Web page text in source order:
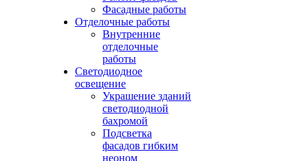
Фасадные работы
Отделочные работы
Внутренние
отделочные
работы
Светодиодное
освещение
Украшение зданий
светодиодной
бахромой
Подсветка
фасадов гибким
неоном